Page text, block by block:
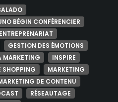
BÉGIN CONFÉRENCIER
ENTREPRENARIAT
GESTION DES ÉMOTIONS
MARKETING
INSPIRE
SHOPPING
MARKETING
DE CONTENU
RÉSEAUTAGE